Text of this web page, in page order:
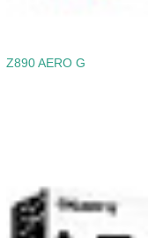
Z890 AERO G